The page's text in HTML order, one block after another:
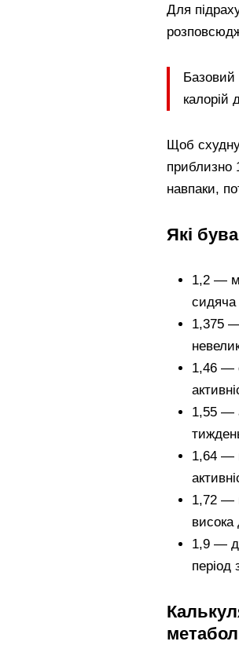
Для
Базовий
калорій
Щоб
приблизно
навпаки,
Які
1,2 —
сидяча
1,375 —
1,46 —
1,55 —
1,64 —
1,72 —
висока
1,9 —
період